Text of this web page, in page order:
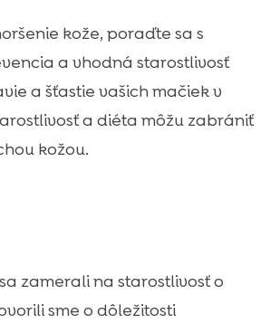
kože, poraďte sa s
a vhodná starostlivosť
a šťastie vašich mačiek v
a diéta môžu zabrániť
kožou.
zamerali na starostlivosť o
sme o dôležitosti